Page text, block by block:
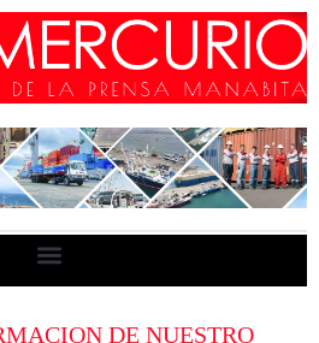
DE NUESTRO